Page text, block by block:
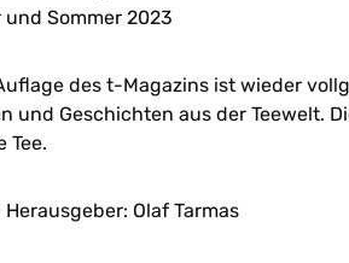
und Sommer 2023
des t-Magazins ist wieder
und Geschichten aus der Teewelt.
Tee.
Olaf Tarmas